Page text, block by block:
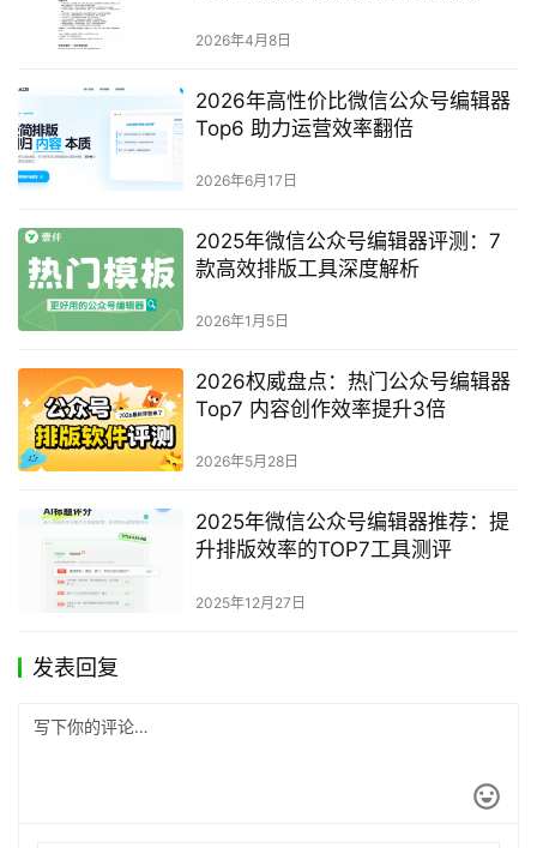
2026权威评测：热门公众号编辑器Top7 大幅提升内容
上一篇 2026年5月17日 上午11:18
2026年TOP6公众号编辑器测评：实用创作提效指南
相关文章
2026权威精选 公众号编辑器Top7
2026年3月18日
2026年权威精选 公众号编辑器
2026年4月8日
2026年高性价比微信公众号编辑器